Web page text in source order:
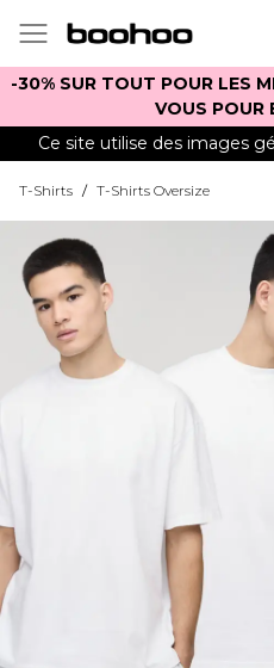
-30% SUR TOUT POUR LES
VOUS POUR
Ce site utilise des images
T-Shirts / T-Shirts Oversize